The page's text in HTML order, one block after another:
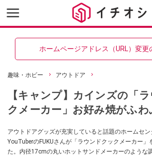
ホームページアドレス（URL）変更
趣味・ホビー アウトドア
【キャンプ】カインズの「
クメーカー」お好み焼がふわ
アウトドアグッズが充実していると話題のホームセン
YouTuberのFUKUさんが「ラウンドクックメーカー」
た。内径17cmの丸いホットサンドメーカーのような